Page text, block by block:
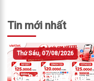
Tin mới nhất
Thứ Sáu, 07/08/2026
Top 3 Gói SIM Viettel